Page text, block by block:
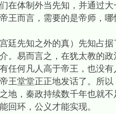
在体制外当先知，并通过
王而言，需要的是帝师，
廷先知之外的真）先知占
。易而言之，在犹太教的
任何凡人高于帝王，也没
王堂堂正正地发话了。所
地，秦政持续数千年也就
回环，公义才能实现。